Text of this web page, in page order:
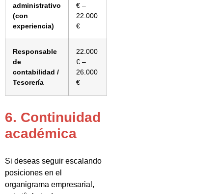
administrativo
(con
experiencia)
€ –
22.000
€
Responsable
de
contabilidad /
Tesorería
22.000
€ –
26.000
€
6. Continuidad
académica
Si deseas seguir escalando
posiciones en el
organigrama empresarial,